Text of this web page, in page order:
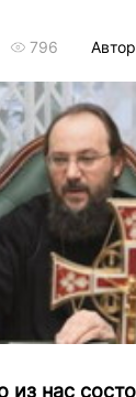
796
из нас